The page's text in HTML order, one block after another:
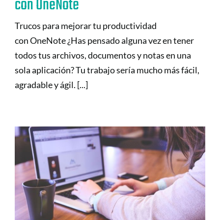
Trucos para mejorar tu productividad
con OneNote ¿Has pensado alguna vez en tener
todos tus archivos, documentos y notas en una
sola aplicación? Tu trabajo sería mucho más fácil,
agradable y ágil. [...]